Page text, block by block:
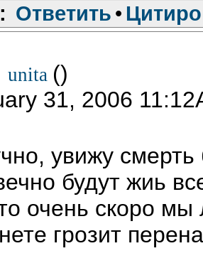
Ответить •
unita ()
31, 2006
увижу
будут жиь
очень скоро
грозит